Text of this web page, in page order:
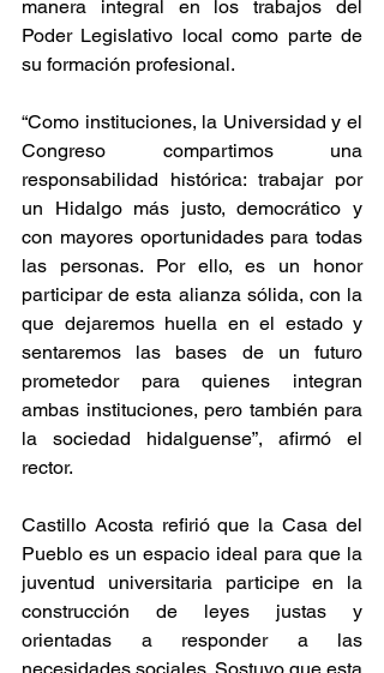
manera integral en los trabajos del
Poder Legislativo local como parte de
su formación profesional.
“Como instituciones, la Universidad y el
Congreso compartimos una
responsabilidad histórica: trabajar por
un Hidalgo más justo, democrático y
con mayores oportunidades para todas
las personas. Por ello, es un honor
participar de esta alianza sólida, con la
que dejaremos huella en el estado y
sentaremos las bases de un futuro
prometedor para quienes integran
ambas instituciones, pero también para
la sociedad hidalguense”, afirmó el
rector.
Castillo Acosta refirió que la Casa del
Pueblo es un espacio ideal para que la
juventud universitaria participe en la
construcción de leyes justas y
orientadas a responder a las